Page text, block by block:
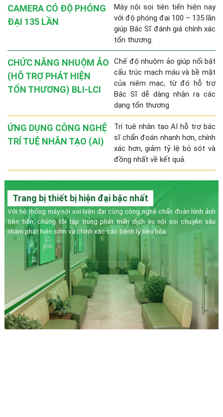
CAMERA CÓ ĐỘ PHÓNG
ĐẠI 135 LẦN
Máy nội soi tiên tiến hiện nay
với độ phóng đại 100 – 135 lần
giúp Bác Sĩ đánh giá chính xác
tổn thương.
CHỨC NĂNG NHUỘM ẢO
(HỖ TRỢ PHÁT HIỆN
TỔN THƯƠNG) BLI-LCI
Chế độ nhuộm ảo giúp nổi bật
cấu trúc mạch máu và bề mặt
của niêm mạc, từ đó hỗ trợ
Bác Sĩ dễ dàng nhận ra các
dạng tổn thương
ỨNG DỤNG CÔNG NGHỆ
TRÍ TUỆ NHÂN TẠO (AI)
Trí tuệ nhân tạo AI hỗ trợ bác
sĩ chẩn đoán nhanh hơn, chính
xác hơn, giảm tỷ lệ bỏ sót và
đồng nhất về kết quả.
Trang bị thiết bị hiện đại bậc nhất
Với hệ thống máy nội soi hiện đại cùng công nghệ chẩn đoán hình ảnh
tiên tiến, chúng tôi tập trung phát triển dịch vụ nội soi chuyên sâu
nhằm phát hiện sớm và chính xác các bệnh lý tiêu hóa.